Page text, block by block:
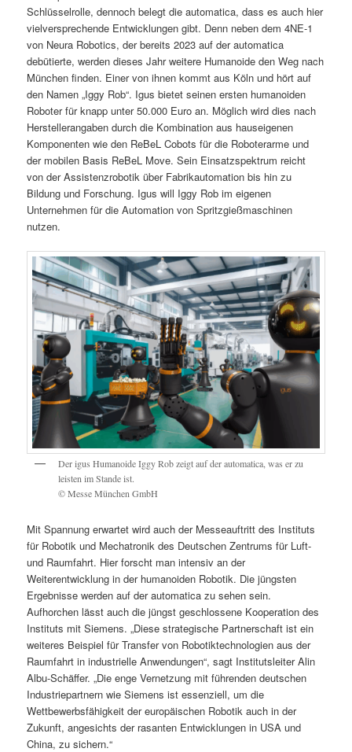
Schlüsselrolle, dennoch belegt die automatica, dass es auch hier
vielversprechende Entwicklungen gibt. Denn neben dem 4NE-1
von Neura Robotics, der bereits 2023 auf der automatica
debütierte, werden dieses Jahr weitere Humanoide den Weg nach
München finden. Einer von ihnen kommt aus Köln und hört auf
den Namen „Iggy Rob“. Igus bietet seinen ersten humanoiden
Roboter für knapp unter 50.000 Euro an. Möglich wird dies nach
Herstellerangaben durch die Kombination aus hauseigenen
Komponenten wie den ReBeL Cobots für die Roboterarme und
der mobilen Basis ReBeL Move. Sein Einsatzspektrum reicht
von der Assistenzrobotik über Fabrikautomation bis hin zu
Bildung und Forschung. Igus will Iggy Rob im eigenen
Unternehmen für die Automation von Spritzgießmaschinen
nutzen.
Der igus Humanoide Iggy Rob zeigt auf der automatica, was er zu
leisten im Stande ist.
© Messe München GmbH
Mit Spannung erwartet wird auch der Messeauftritt des Instituts
für Robotik und Mechatronik des Deutschen Zentrums für Luft-
und Raumfahrt. Hier forscht man intensiv an der
Weiterentwicklung in der humanoiden Robotik. Die jüngsten
Ergebnisse werden auf der automatica zu sehen sein.
Aufhorchen lässt auch die jüngst geschlossene Kooperation des
Instituts mit Siemens. „Diese strategische Partnerschaft ist ein
weiteres Beispiel für Transfer von Robotiktechnologien aus der
Raumfahrt in industrielle Anwendungen“, sagt Institutsleiter Alin
Albu-Schäffer. „Die enge Vernetzung mit führenden deutschen
Industriepartnern wie Siemens ist essenziell, um die
Wettbewerbsfähigkeit der europäischen Robotik auch in der
Zukunft, angesichts der rasanten Entwicklungen in USA und
China, zu sichern.“